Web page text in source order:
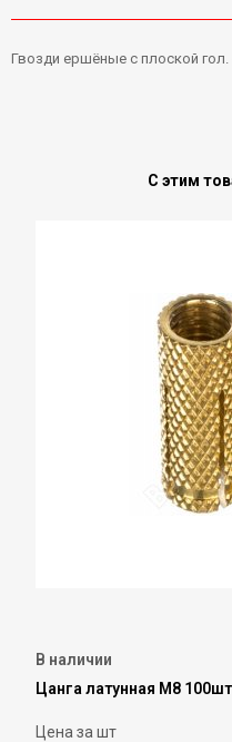
Гвозди ершёные с плоской гол.
С этим
В наличии
Цанга латунная М8
Цена за шт